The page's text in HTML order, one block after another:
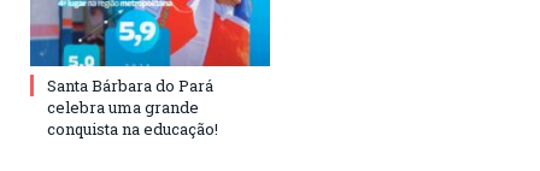
Santa Bárbara do Pará
celebra uma grande
conquista na educação!